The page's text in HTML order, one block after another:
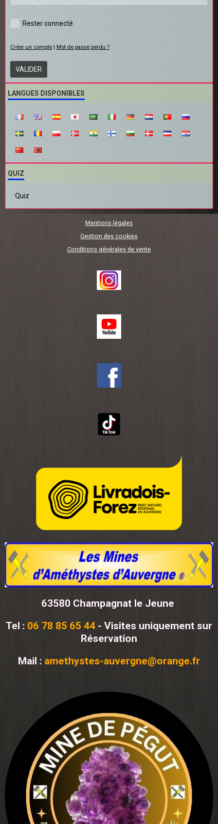
Rester connecté
Créer un compte | Mot de passe perdu ?
VALIDER
LANGUES DISPONIBLES
QUIZ
Quiz
Mentions légales
Gestion des cookies
Conditions générales de vente
63580 Champagnat le Jeune
Tel : 06 78 85 65 44 - Visites uniquement sur
Réservation
Mail : amethystes-auvergne@orange.fr